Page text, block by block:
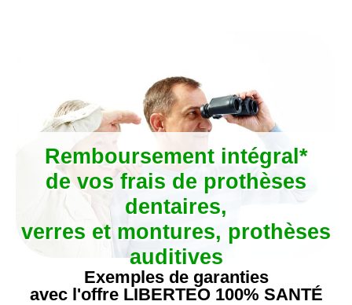
Remboursement intégral*
de vos frais de prothèses
dentaires,
verres et montures, prothèses
auditives
Exemples de garanties
avec l'offre LIBERTEO 100% SANTÉ